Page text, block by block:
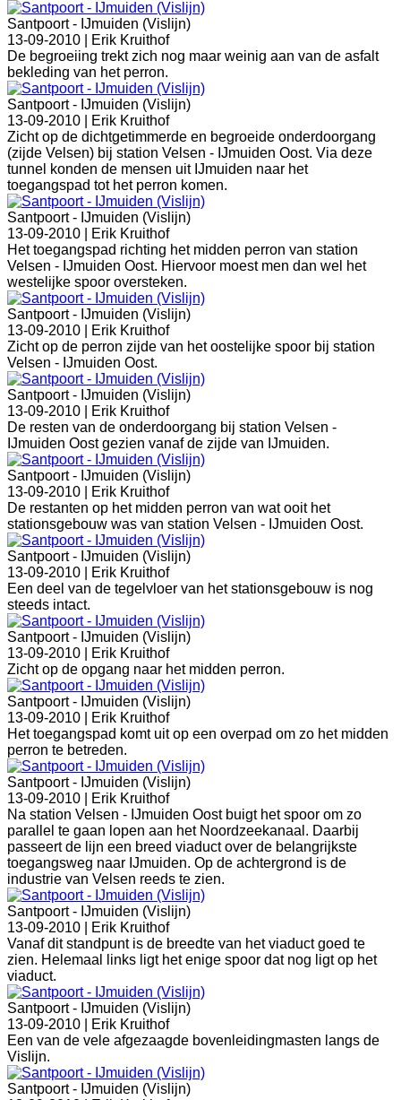
Santpoort - IJmuiden (Vislijn)
13-09-2010 |
Erik Kruithof
De begroeiing trekt zich nog maar weinig aan van de asfalt
bekleding van het perron.
Santpoort - IJmuiden (Vislijn)
13-09-2010 |
Erik Kruithof
Zicht op de dichtgetimmerde en begroeide onderdoorgang
(zijde Velsen) bij station Velsen - IJmuiden Oost. Via deze
tunnel konden de mensen uit IJmuiden naar het
toegangspad tot het perron komen.
Santpoort - IJmuiden (Vislijn)
13-09-2010 |
Erik Kruithof
Het toegangspad richting het midden perron van station
Velsen - IJmuiden Oost. Hiervoor moest men dan wel het
westelijke spoor oversteken.
Santpoort - IJmuiden (Vislijn)
13-09-2010 |
Erik Kruithof
Zicht op de perron zijde van het oostelijke spoor bij station
Velsen - IJmuiden Oost.
Santpoort - IJmuiden (Vislijn)
13-09-2010 |
Erik Kruithof
De resten van de onderdoorgang bij station Velsen -
IJmuiden Oost gezien vanaf de zijde van IJmuiden.
Santpoort - IJmuiden (Vislijn)
13-09-2010 |
Erik Kruithof
De restanten op het midden perron van wat ooit het
stationsgebouw was van station Velsen - IJmuiden Oost.
Santpoort - IJmuiden (Vislijn)
13-09-2010 |
Erik Kruithof
Een deel van de tegelvloer van het stationsgebouw is nog
steeds intact.
Santpoort - IJmuiden (Vislijn)
13-09-2010 |
Erik Kruithof
Zicht op de opgang naar het midden perron.
Santpoort - IJmuiden (Vislijn)
13-09-2010 |
Erik Kruithof
Het toegangspad komt uit op een overpad om zo het midden
perron te betreden.
Santpoort - IJmuiden (Vislijn)
13-09-2010 |
Erik Kruithof
Na station Velsen - IJmuiden Oost buigt het spoor om zo
parallel te gaan lopen aan het Noordzeekanaal. Daarbij
passeert de lijn een breed viaduct over de belangrijkste
toegangsweg naar IJmuiden. Op de achtergrond is de
industrie van Velsen reeds te zien.
Santpoort - IJmuiden (Vislijn)
13-09-2010 |
Erik Kruithof
Vanaf dit standpunt is de breedte van het viaduct goed te
zien. Helemaal links ligt het enige spoor dat nog ligt op het
viaduct.
Santpoort - IJmuiden (Vislijn)
13-09-2010 |
Erik Kruithof
Een van de vele afgezaagde bovenleidingmasten langs de
Vislijn.
Santpoort - IJmuiden (Vislijn)